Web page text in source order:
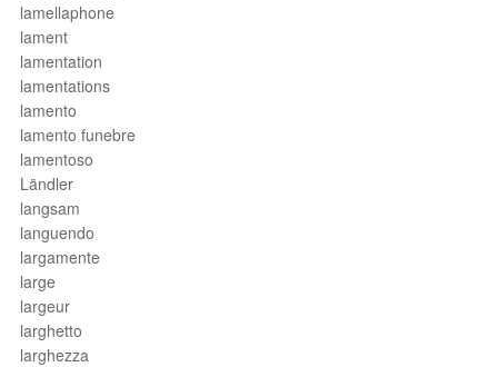
lamellaphone
lament
lamentation
lamentations
lamento
lamento funebre
lamentoso
Ländler
langsam
languendo
largamente
large
largeur
larghetto
larghezza